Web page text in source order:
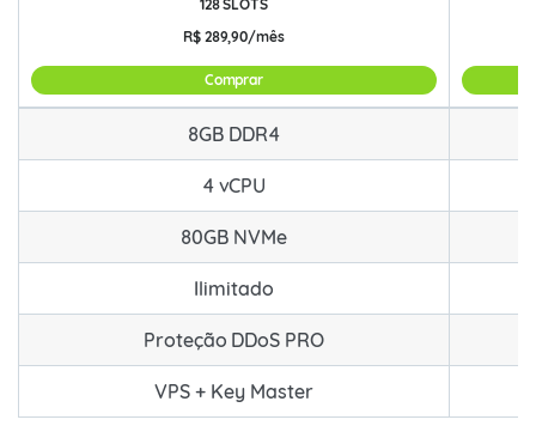
128 SLOTS
R$ 289,90/mês
Comprar
8GB DDR4
4 vCPU
80GB NVMe
Ilimitado
Proteção DDoS PRO
VPS + Key Master